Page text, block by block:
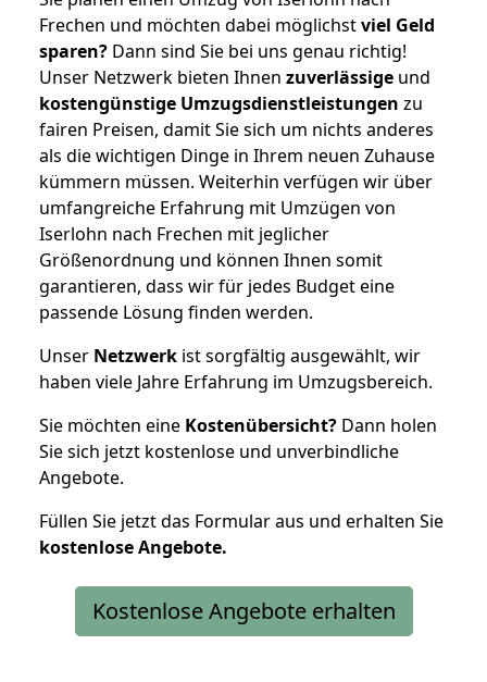
Frechen und möchten dabei möglichstviel Geld
sparen? Dann sind Sie bei uns genau richtig!
Unser Netzwerk bieten Ihnen zuverlässige und
kostengünstige Umzugsdienstleistungen zu
fairen Preisen, damit Sie sich um nichts anderes
als die wichtigen Dinge in Ihrem neuen Zuhause
kümmern müssen. Weiterhin verfügen wir über
umfangreiche Erfahrung mit Umzügen von
Iserlohn nach Frechen mit jeglicher
Größenordnung und können Ihnen somit
garantieren, dass wir für jedes Budget eine
passende Lösung finden werden.
Unser Netzwerk ist sorgfältig ausgewählt, wir
haben viele Jahre Erfahrung im Umzugsbereich.
Sie möchten eine Kostenübersicht? Dann holen
Sie sich jetzt kostenlose und unverbindliche
Angebote.
Füllen Sie jetzt das Formular aus und erhalten Sie
kostenloseAngebote.
Kostenlose Angebote erhalten